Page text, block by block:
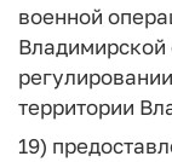
военной
Владимирской
территории
19)